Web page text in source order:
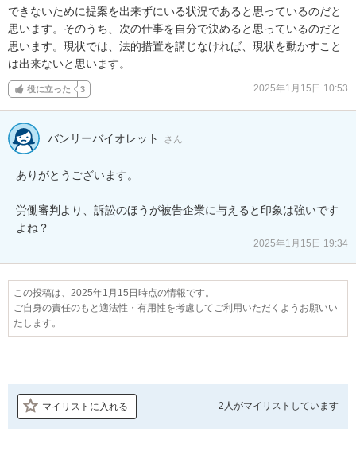
できないために提案を出来ずにいる状況であると思っているのだと
思います。そのうち、次の仕事を自分で決めると思っているのだと
思います。現状では、法的措置を講じなければ、現状を動かすこと
は出来ないと思います。
役に立った 3 2025年1月15日 10:53
バンリーバイオレット さん
ありがとうございます。
労働審判より、訴訟のほうが被告企業に与えると印象は強いです
2025年1月15日 19:34
この投稿は、2025年1月15日時点の情報です。
ご自身の責任のもと適法性・有用性を考慮してご利用いただくようお願いい
たします。
マイリストに入れる 2人がマイリストしています